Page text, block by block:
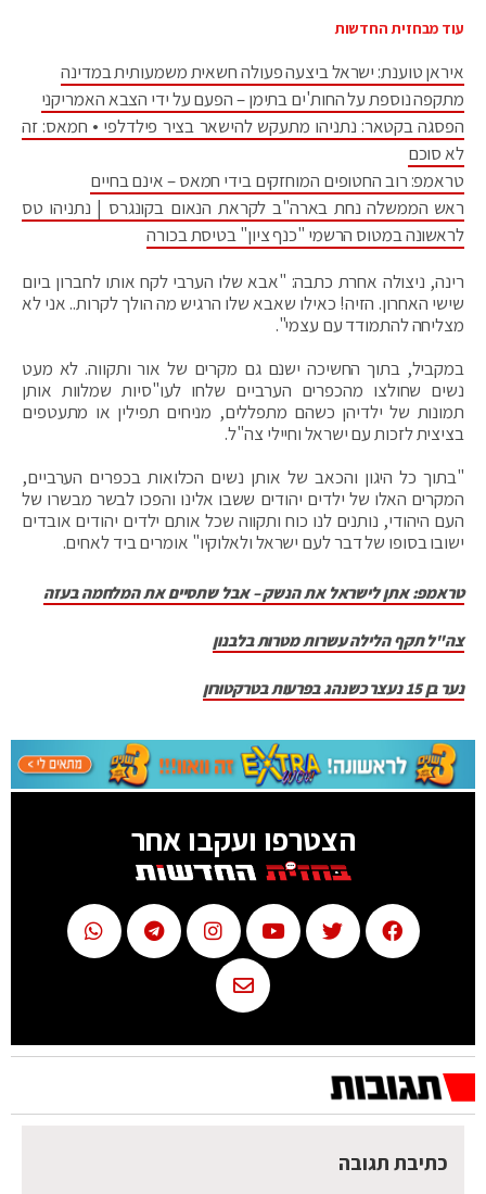
עוד מבחזית החדשות
איראן טוענת: ישראל ביצעה פעולה חשאית משמעותית במדינה
מתקפה נוספת על החות'ים בתימן – הפעם על ידי הצבא האמריקני
הפסגה בקטאר: נתניהו מתעקש להישאר בציר פילדלפי • חמאס: זה
לא סוכם
טראמפ: רוב החטופים המוחזקים בידי חמאס – אינם בחיים
ראש הממשלה נחת בארה"ב לקראת הנאום בקונגרס | נתניהו טס
לראשונה במטוס הרשמי "כנף ציון" בטיסת בכורה
רינה, ניצולה אחרת כתבה: "אבא שלו הערבי לקח אותו לחברון ביום
שישי האחרון. הזיה! כאילו שאבא שלו הרגיש מה הולך לקרות.. אני לא
מצליחה להתמודד עם עצמי".
במקביל, בתוך החשיכה ישנם גם מקרים של אור ותקווה. לא מעט
נשים שחולצו מהכפרים הערביים שלחו לעו"סיות שמלוות אותן
תמונות של ילדיהן כשהם מתפללים, מניחים תפילין או מתעטפים
בציצית לזכות עם ישראל וחיילי צה"ל.
"בתוך כל היגון והכאב של אותן נשים הכלואות בכפרים הערביים,
המקרים האלו של ילדים יהודים ששבו אלינו והפכו לבשר מבשרו של
העם היהודי, נותנים לנו כוח ותקווה שכל אותם ילדים יהודים אובדים
ישובו בסופו של דבר לעם ישראל ולאלוקיו" אומרים ביד לאחים.
טראמפ: אתן לישראל את הנשק – אבל שתסיים את המלחמה בעזה
צה"ל תקף הלילה עשרות מטרות בלבנון
נער בן 15 נעצר כשנהג בפרעות בטרקטורון
הצטרפו ועקבו אחר
כתיבת תגובה